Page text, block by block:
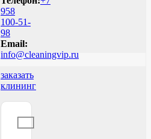
958
100-51-
98
Email:
info@cleaningvip.ru
заказать
клининг